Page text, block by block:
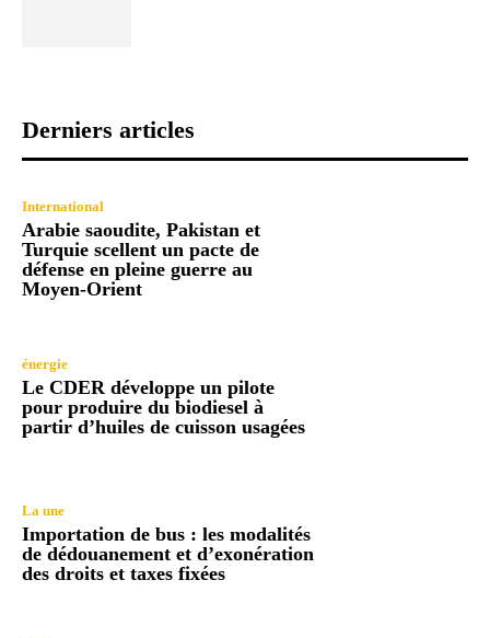
Derniers articles
International
Arabie saoudite, Pakistan et
Turquie scellent un pacte de
défense en pleine guerre au
Moyen-Orient
énergie
Le CDER développe un pilote
pour produire du biodiesel à
partir d’huiles de cuisson usagées
La une
Importation de bus : les modalités
de dédouanement et d’exonération
des droits et taxes fixées